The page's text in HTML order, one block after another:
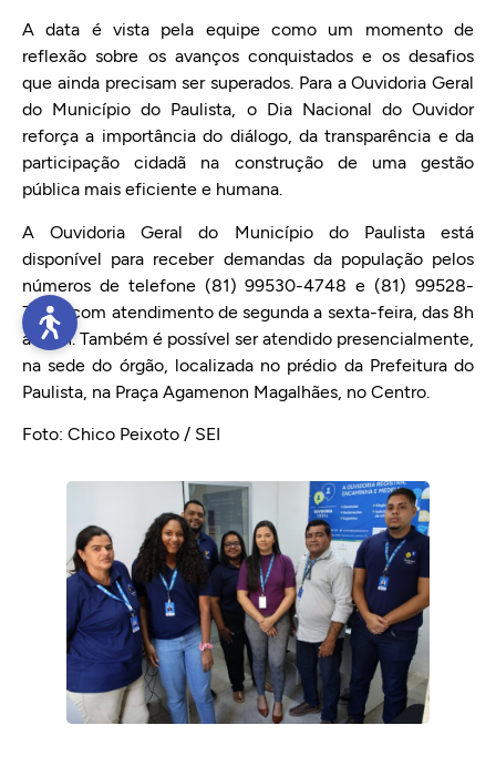
A data é vista pela equipe como um momento de
reflexão sobre os avanços conquistados e os desafios
que ainda precisam ser superados. Para a Ouvidoria Geral
do Município do Paulista, o Dia Nacional do Ouvidor
reforça a importância do diálogo, da transparência e da
participação cidadã na construção de uma gestão
pública mais eficiente e humana.
A Ouvidoria Geral do Município do Paulista está
disponível para receber demandas da população pelos
números de telefone (81) 99530-4748 e (81) 99528-
7296, com atendimento de segunda a sexta-feira, das 8h
às 14h. Também é possível ser atendido presencialmente,
na sede do órgão, localizada no prédio da Prefeitura do
Paulista, na Praça Agamenon Magalhães, no Centro.
Foto: Chico Peixoto / SEI